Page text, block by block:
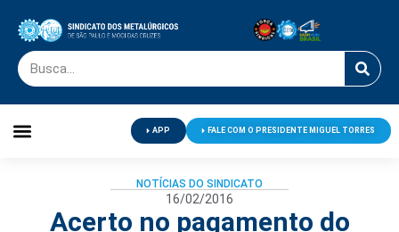
APP FALE COM O PRESIDENTE MIGUEL TORRES
NOTÍCIAS DO SINDICATO
16/02/2016
Acerto no pagamento do